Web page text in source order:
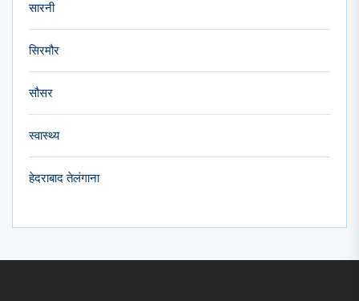
सारनी
सिरमौर
सौसर
स्वास्थ्य
हेदराबाद तेलंगाना